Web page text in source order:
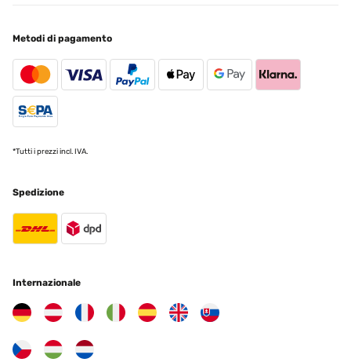
Metodi di pagamento
*Tutti i prezzi incl. IVA.
Spedizione
Internazionale